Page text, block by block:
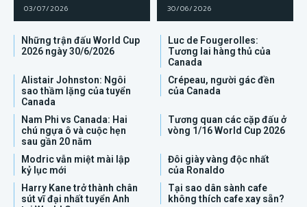
03/07/2026 30/06/2026
Những trận đấu World Cup
2026 ngày 30/6/2026
Luc de Fougerolles:
Tương lai hàng thủ của
Canada
Alistair Johnston: Ngôi
sao thầm lặng của tuyển
Canada
Crépeau, người gác đền
của Canada
Nam Phi vs Canada: Hai
chú ngựa ô và cuộc hẹn
sau gần 20 năm
Tương quan các cặp đấu ở
vòng 1/16 World Cup 2026
Modric vẫn miệt mài lập
kỷ lục mới
Đôi giày vàng độc nhất
của Ronaldo
Harry Kane trở thành chân
sút vĩ đại nhất tuyển Anh
Tại sao dân sành cafe
không thích cafe xay sẵn?